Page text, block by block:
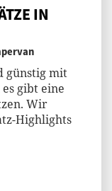
IN
günstig mit
gibt eine
Wir
Highlights